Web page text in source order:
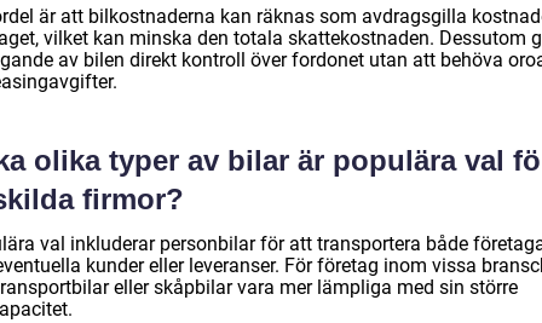
är att bilkostnaderna kan räknas som avdragsgilla
vilket kan minska den totala skattekostnaden. Dessutom
av bilen direkt kontroll över fordonet utan att behöva
olika typer av bilar är populära val
firmor?
val inkluderar personbilar för att transportera både
kunder eller leveranser. För företag inom vissa
eller skåpbilar vara mer lämpliga med sin större